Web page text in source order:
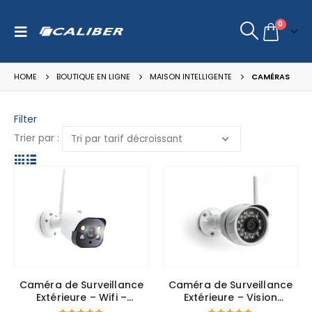
0
HOME BOUTIQUE EN LIGNE MAISON INTELLIGENTE CAMÉRAS
Filter
Trier par :
Caméra de Surveillance
Extérieure – Wifi –
Caméra de Surveillance
Extérieure – Vision